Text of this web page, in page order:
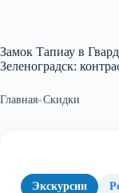
Замок Тапиау в
Зеленоградск:
Главная»Скидки
Экскурсии